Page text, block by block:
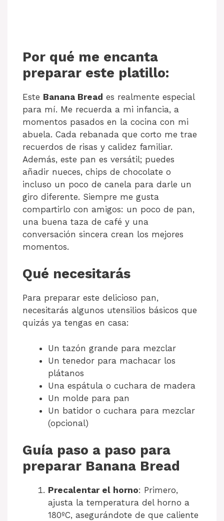
Por qué me encanta
preparar este platillo:
Este Banana Bread es realmente especial
para mí. Me recuerda a mi infancia, a
momentos pasados en la cocina con mi
abuela. Cada rebanada que corto me trae
recuerdos de risas y calidez familiar.
Además, este pan es versátil; puedes
añadir nueces, chips de chocolate o
incluso un poco de canela para darle un
giro diferente. Siempre me gusta
compartirlo con amigos: un poco de pan,
una buena taza de café y una
conversación sincera crean los mejores
momentos.
Qué necesitarás
Para preparar este delicioso pan,
necesitarás algunos utensilios básicos que
quizás ya tengas en casa:
Un tazón grande para mezclar
Un tenedor para machacar los
plátanos
Una espátula o cuchara de madera
Un molde para pan
Un batidor o cuchara para mezclar
(opcional)
Guía paso a paso para
preparar Banana Bread
Precalentar el horno: Primero,
ajusta la temperatura del horno a
180ºC, asegurándote de que caliente